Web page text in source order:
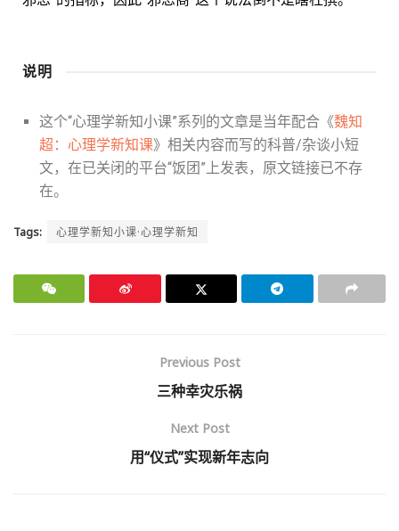
说明
这个“心理学新知小课”系列的文章是当年配合《魏知
超：心理学新知课》相关内容而写的科普/杂谈小短
文，在已关闭的平台“饭团”上发表，原文链接已不存
在。
Tags: 心理学新知小课·心理学新知
Previous Post
三种幸灾乐祸
Next Post
用“仪式”实现新年志向